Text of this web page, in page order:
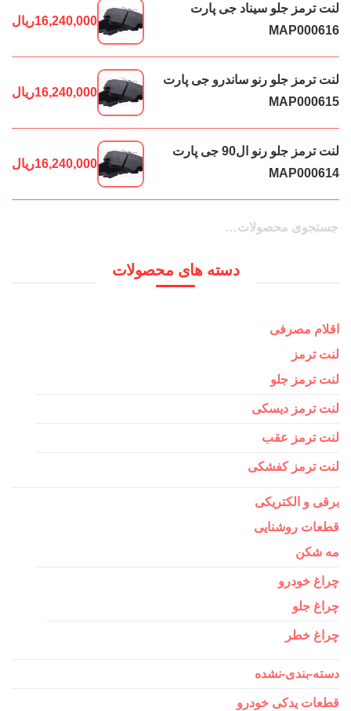
لنت ترمز جلو سیناد جی پارت
MAP000616
16,240,000ریال
لنت ترمز جلو رنو ساندرو جی پارت
MAP000615
16,240,000ریال
لنت ترمز جلو رنو ال90 جی پارت
MAP000614
16,240,000ریال
جستجو
جستجو
دسته های محصولات
اقلام مصرفی
لنت ترمز
لنت ترمز جلو
لنت ترمز دیسکی
لنت ترمز عقب
لنت ترمز کفشکی
برقی و الکتریکی
قطعات روشنایی
مه شکن
چراغ خودرو
چراغ جلو
چراغ خطر
دسته-بندی-نشده
قطعات یدکی خودرو